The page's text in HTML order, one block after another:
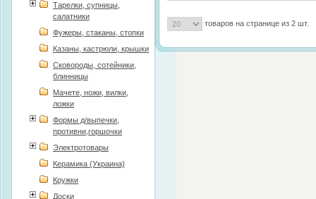
Тарелки, супницы,
салатники
Фужеры, стаканы, стопки
Казаны, кастрюли, крышки
Сковороды, сотейники,
блинницы
Мачете, ножи, вилки,
ложки
Формы д/выпечки,
противни,горшочки
Электротовары
Керамика (Украина)
Кружки
Доски
товаров на странице из 2 шт.
Политика конфиденциальности